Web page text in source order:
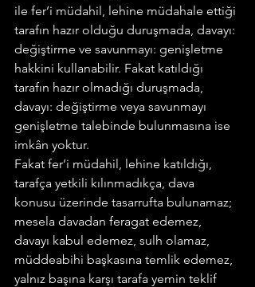
ile fer’i müdahil, lehine müdahale ettiği
tarafın hazır olduğu duruşmada, davayı:
değiştirme ve savunmayı: genişletme
hakkini kullanabilir. Fakat katıldığı
tarafın hazır olmadığı duruşmada,
davayı: değiştirme veya savunmayı
genişletme talebinde bulunmasına ise
imkân yoktur.
Fakat fer’i müdahil, lehine katıldığı,
tarafça yetkili kılınmadıkça, dava
konusu üzerinde tasarrufta bulunamaz;
mesela davadan feragat edemez,
davayı kabul edemez, sulh olamaz,
müddeabihi başkasına temlik edemez,
yalnız başına karşı tarafa yemin teklif